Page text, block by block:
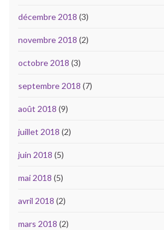
décembre 2018 (3)
novembre 2018 (2)
octobre 2018 (3)
septembre 2018 (7)
août 2018 (9)
juillet 2018 (2)
juin 2018 (5)
mai 2018 (5)
avril 2018 (2)
mars 2018 (2)